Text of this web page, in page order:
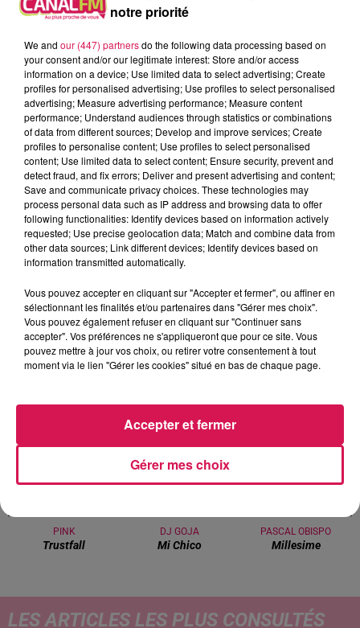
2€/enfant (habitant de la CAMVS)
5€/enfant (hors CAMVS)
À L'ANTENNE
12h00 - 22h00
Les hits de Canal FM
PINK
Trustfall
14h01
14h01
DJ GOJA
Mi Chico
PASCAL OBISPO
Millesime
LES ARTICLES LES PLUS CONSULTÉS
notre priorité
We and our (447) partnersdo the following data processing based on
your consent and/or our legitimate interest: Store and/or access
information on a device; Use limited data to select advertising; Create
profiles for personalised advertising; Use profiles to select personalised
advertising; Measure advertising performance; Measure content
performance; Understand audiences through statistics or combinations
of data from different sources; Develop and improve services; Create
profiles to personalise content; Use profiles to select personalised
content; Use limited data to select content; Ensure security, prevent and
detect fraud, and fix errors; Deliver and present advertising and content;
Save and communicate privacy choices. These technologies may
process personal data such as IP address and browsing data to offer
following functionalities: Identify devices based on information actively
requested; Use precise geolocation data; Match and combine data from
other data sources; Link different devices; Identify devices based on
information transmitted automatically.
Vous pouvez accepter en cliquant sur "Accepter et fermer", ou affiner en
sélectionnant les finalités et/ou partenaires dans "Gérer mes choix".
Vous pouvez également refuser en cliquant sur "Continuer sans
accepter". Vos préférences ne s'appliqueront que pour ce site. Vous
pouvez mettre à jour vos choix, ou retirer votre consentement à tout
moment via le lien "Gérer les cookies" situé en bas de chaque page.
Gérer mes choix
Accepter et fermer